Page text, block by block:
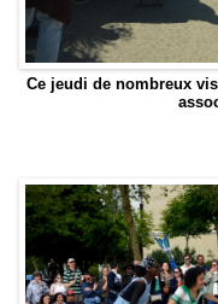
Ce jeudi de nombreux